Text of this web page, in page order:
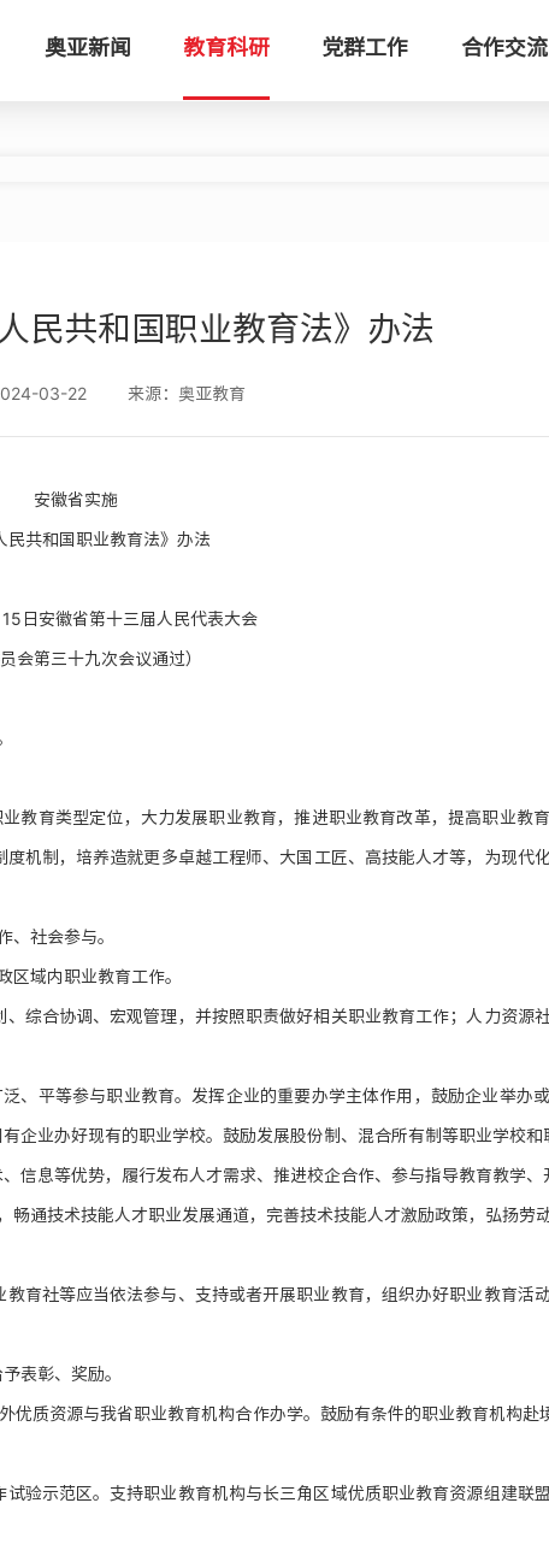
奥亚新闻 教育科研 党群工作 合作交流
民共和国职业教育法》办法
03-22 来源：奥亚教育
安徽省实施
民共和国职业教育法》办法
15日安徽省第十三届人民代表大会
会第三十九次会议通过）
教育类型定位，大力发展职业教育，推进职业教育改革，提高职业教
机制，培养造就更多卓越工程师、大国工匠、高技能人才等，为现代
社会参与。
域内职业教育工作。
综合协调、宏观管理，并按照职责做好相关职业教育工作；人力资源
、平等参与职业教育。发挥企业的重要办学主体作用，鼓励企业举办
业办好现有的职业学校。鼓励发展股份制、混合所有制等职业学校和
息等优势，履行发布人才需求、推进校企合作、参与指导教育教学、
通技术技能人才职业发展通道，完善技术技能人才激励政策，弘扬劳
育社等应当依法参与、支持或者开展职业教育，组织办好职业教育活
表彰、奖励。
质资源与我省职业教育机构合作办学。鼓励有条件的职业教育机构赴
验示范区。支持职业教育机构与长三角区域优质职业教育资源组建联